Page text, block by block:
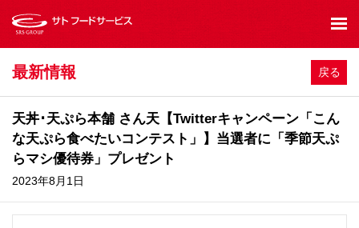
最新情報 戻る
天丼･天ぷら本舗 さん天【Twitterキャンペーン「こん
な天ぷら食べたいコンテスト」】当選者に「季節天ぷ
らマシ優待券」プレゼント
2023年8月1日